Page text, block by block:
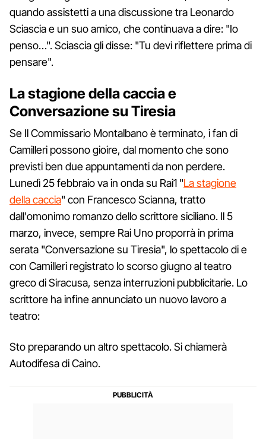
quando assistetti a una discussione tra Leonardo
Sciascia e un suo amico, che continuava a dire: "Io
penso…". Sciascia gli disse: "Tu devi riflettere prima di
pensare".
La stagione della caccia e
Conversazione su Tiresia
Se Il Commissario Montalbano è terminato, i fan di
Camilleri possono gioire, dal momento che sono
previsti ben due appuntamenti da non perdere.
Lunedì 25 febbraio va in onda su Rai1 "La stagione
della caccia" con Francesco Scianna, tratto
dall'omonimo romanzo dello scrittore siciliano. Il 5
marzo, invece, sempre Rai Uno proporrà in prima
serata "Conversazione su Tiresia", lo spettacolo di e
con Camilleri registrato lo scorso giugno al teatro
greco di Siracusa, senza interruzioni pubblicitarie. Lo
scrittore ha infine annunciato un nuovo lavoro a
teatro:
Sto preparando un altro spettacolo. Si chiamerà
Autodifesa di Caino.